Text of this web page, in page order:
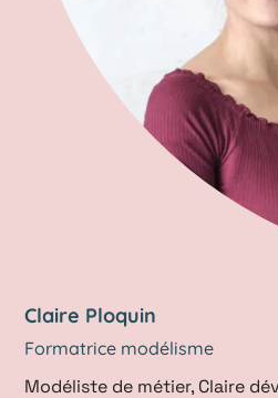
Claire Ploquin
Formatrice modélisme
Modéliste de métier, Claire